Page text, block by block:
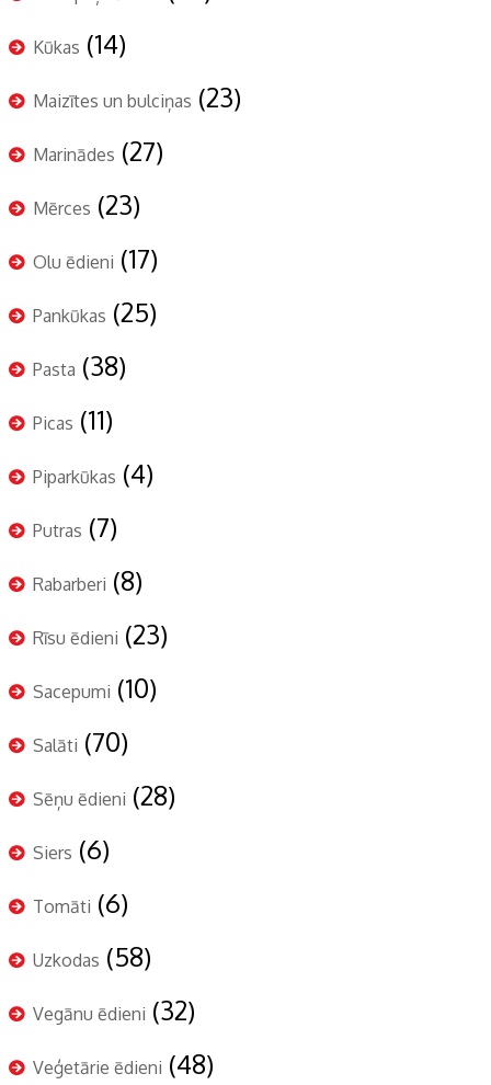
Kūkas (14)
Maizītes un bulciņas (23)
Marinādes (27)
Mērces (23)
Olu ēdieni (17)
Pankūkas (25)
Pasta (38)
Picas (11)
Piparkūkas (4)
Putras (7)
Rabarberi (8)
Rīsu ēdieni (23)
Sacepumi (10)
Salāti (70)
Sēņu ēdieni (28)
Siers (6)
Tomāti (6)
Uzkodas (58)
Vegānu ēdieni (32)
Veģetārie ēdieni (48)